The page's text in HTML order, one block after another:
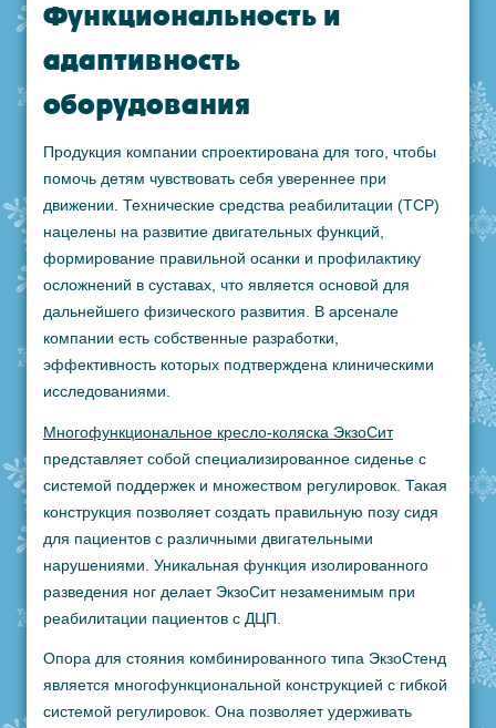
Функциональность и
адаптивность
оборудования
Продукция компании спроектирована для того, чтобы
помочь детям чувствовать себя увереннее при
движении. Технические средства реабилитации (ТСР)
нацелены на развитие двигательных функций,
формирование правильной осанки и профилактику
осложнений в суставах, что является основой для
дальнейшего физического развития. В арсенале
компании есть собственные разработки,
эффективность которых подтверждена клиническими
исследованиями.
Многофункциональное кресло-коляска ЭкзоСит
представляет собой специализированное сиденье с
системой поддержек и множеством регулировок. Такая
конструкция позволяет создать правильную позу сидя
для пациентов с различными двигательными
нарушениями. Уникальная функция изолированного
разведения ног делает ЭкзоСит незаменимым при
реабилитации пациентов с ДЦП.
Опора для стояния комбинированного типа ЭкзоСтенд
является многофункциональной конструкцией с гибкой
системой регулировок. Она позволяет удерживать